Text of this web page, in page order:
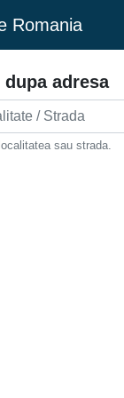
Romania
adresa
sau strada.